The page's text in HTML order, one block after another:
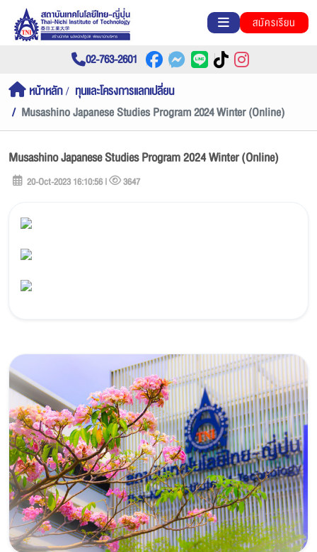
สมัครเรียน
02-763-2601
หน้าหลัก
ทุนและโครงการแลกเปลี่ยน
Musashino Japanese Studies Program 2024 Winter (Online)
Musashino Japanese Studies Program 2024 Winter (Online)
20-Oct-2023 16:10:56 | 3647